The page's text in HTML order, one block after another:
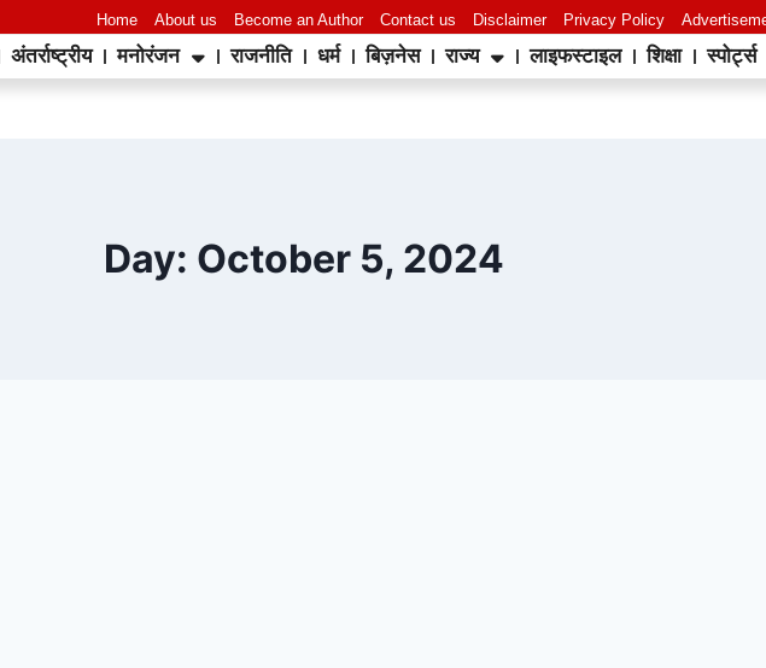
Home About us Become an Author Contact us Disclaimer Privacy Policy
अंतर्राष्ट्रीय मनोरंजन राजनीति धर्म बिज़नेस राज्य लाइफस्टाइल शिक्षा स्पोर्ट्स
Day: October 5, 2024